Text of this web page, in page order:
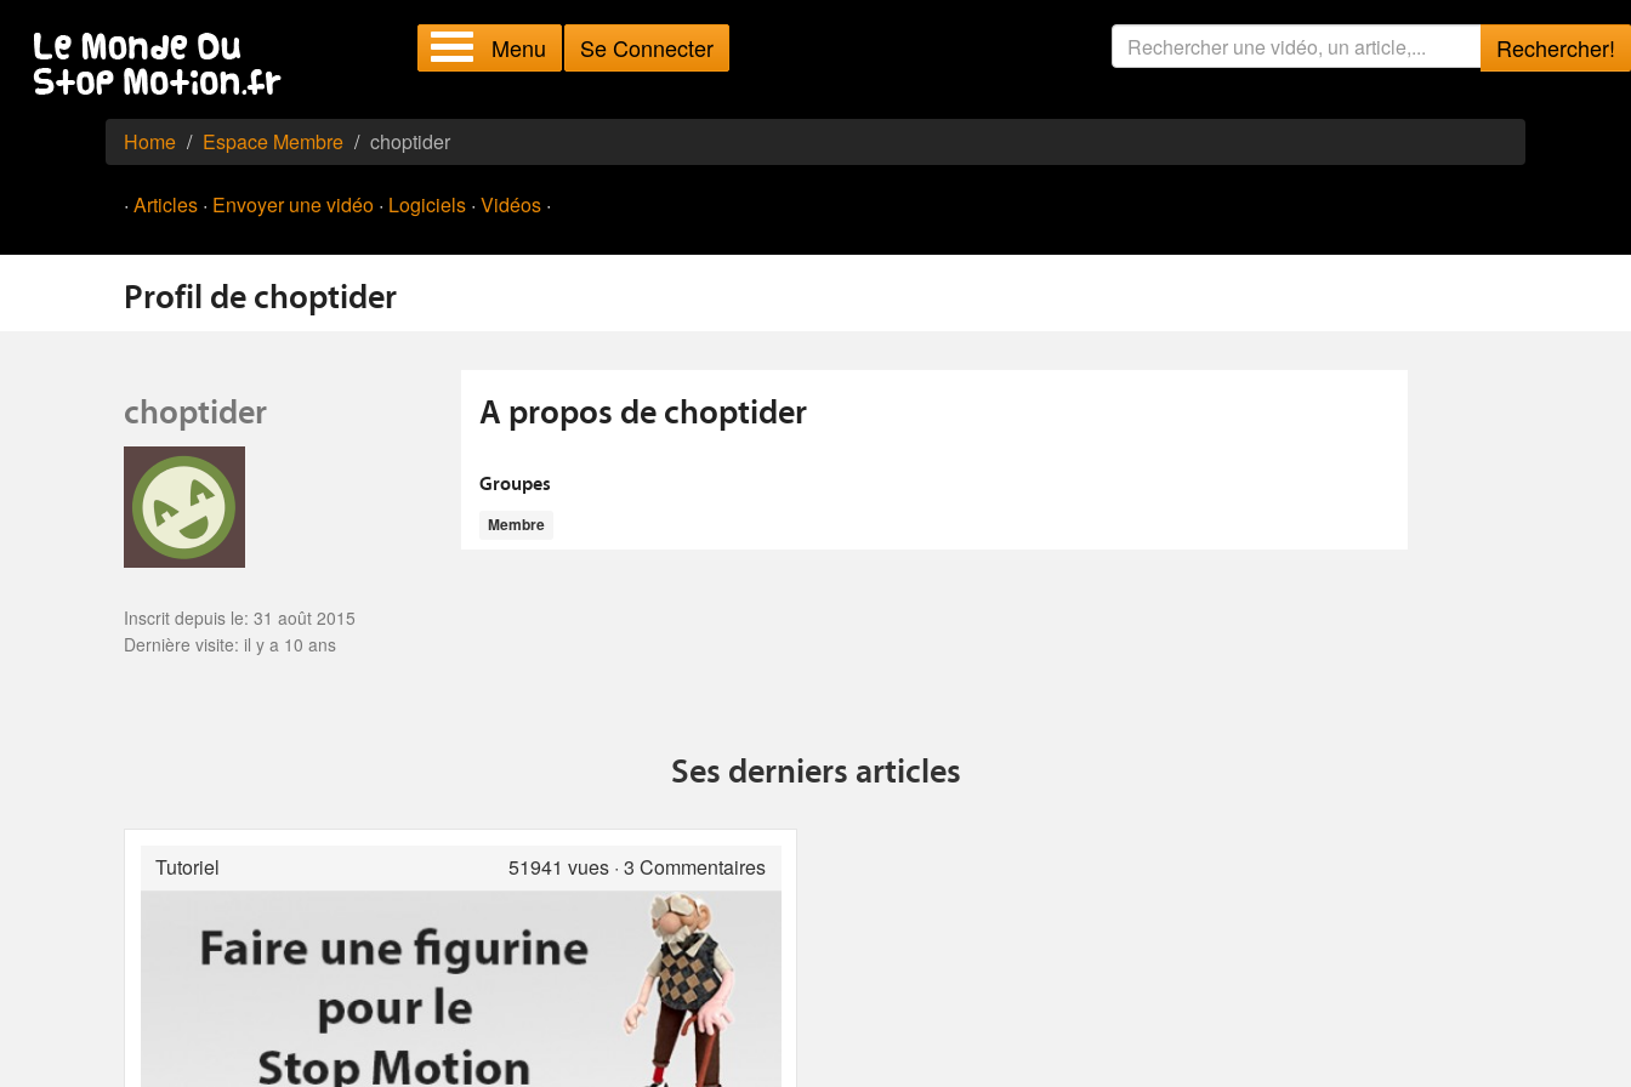
Menu Se Connecter Rechercher!
Home Espace Membre choptider
· Articles · Envoyer une vidéo · Logiciels · Vidéos ·
Profil de choptider
choptider
Inscrit depuis le: 31 août 2015
Dernière visite: il y a 10 ans
A propos de choptider
Groupes
Membre
Ses derniers articles
Tutoriel 51941 vues · 3 Commentaires